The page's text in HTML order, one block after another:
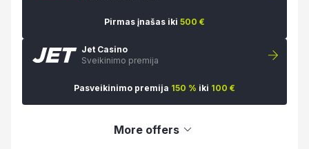
Pirmas įnašas iki 500 €
Jet Casino
Sveikinimo premija
Pasveikinimo premija 150 % iki 100 €
More offers